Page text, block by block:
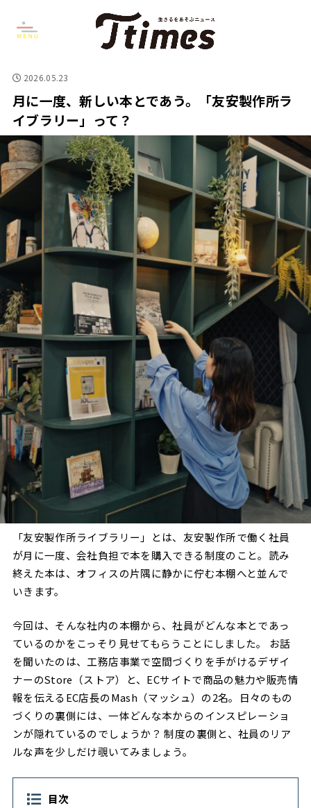
2026.05.23
月に一度、新しい本とであう。「友安製作所ラ
イブラリー」って？
「友安製作所ライブラリー」とは、友安製作所で働く社員
が月に一度、会社負担で本を購入できる制度のこと。読み
終えた本は、オフィスの片隅に静かに佇む本棚へと並んで
いきます。
今回は、そんな社内の本棚から、社員がどんな本とであっ
ているのかをこっそり見せてもらうことにしました。 お話
を聞いたのは、工務店事業で空間づくりを手がけるデザイ
ナーのStore（ストア）と、ECサイトで商品の魅力や販売情
報を伝えるEC店長のMash（マッシュ）の2名。日々のもの
づくりの裏側には、一体どんな本からのインスピレーショ
ンが隠れているのでしょうか？ 制度の裏側と、社員のリア
ルな声を少しだけ覗いてみましょう。
目次